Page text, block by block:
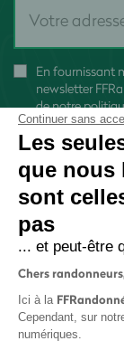
En fournissant
newsletter
denotre
Continuer sans
Les
que nous
sont
pas
... et peut-être
Chers randonneurs,
Ici à la
Cependant, sur
numériques.